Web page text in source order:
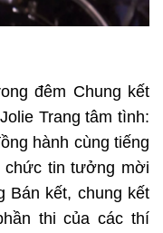
đêm Chung kết
Trang tâm tình:
hành cùng tiếng
chức tin tưởng mời
Bán kết, chung kết
thi của các thí